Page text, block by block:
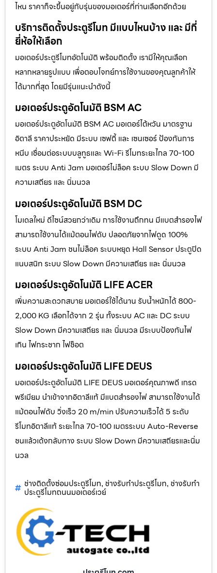
ไหน ราคาก็จะขึ้นอยู่กับรุ่นของมอเตอร์ที่ท่านเลือกอีกด้วย
บริการติดตั้งประตูรีโมท มีแบบไหนบ้าง และ มีกี่
ยี่ห้อให้เลือก
มอเตอร์ประตูรีโมทอัตโนมัติ พร้อมติดตั้ง เรามีให้คุณเลือก
หลากหลายรูปแบบ เพื่อตอบโจทย์การใช้งานของคุณลูกค้าให้
ได้มากที่สุด โดยมีรุ่นแนะนำดังนี้
มอเตอร์ประตูอัตโนมัติ BSM AC
มอเตอร์ประตูอัตโนมัติ BSM AC มอเตอร์ไต้หวัน มาตรฐาน
อิตาลี ราคาประหยัด มีระบบ เซฟตี้ และ เซนเซอร์ ป้องกันการ
หนีบ เชื่อมต่อระบบบลูทูธและ Wi-Fi รีโมทระยะไกล 70-100
เมตร ระบบ Anti Jam มอเตอร์ไม่ล็อค ระบบ Slow Down มี
ความเสถียร และ นิ่มนวล
มอเตอร์ประตูอัตโนมัติ BSM DC
โมเดลใหม่ ดีไซน์สวยกว่าเดิม การใช้งานถึกทน มีแบตสำรองไฟ
สามารถใช้งานได้แม้ตอนไฟดับ ปลอดภัยจากไฟดูด 100%
ระบบ Anti Jam ชนไม่ล็อค ระบบหยุด Hall Sensor ประตูปิด
แนบสนิท ระบบ Slow Down มีความเสถียร และ นิ่มนวล
มอเตอร์ประตูอัตโนมัติ LIFE ACER
เพิ่มความสะดวกสบาย มอเตอร์ใช้ได้นาน รับน้ำหนักได้ 800-
2,000 KG เลือกได้จาก 2 รุ่น ทั้งระบบ AC และ DC ระบบ
Slow Down มีความเสถียร และ นิ่มนวล มีระบบป้องกันไฟ
เกิน ไฟกระชาก ไฟช็อต
มอเตอร์ประตูอัตโนมัติ LIFE DEUS
มอเตอร์ประตูอัตโนมัติ LIFE DEUS มอเตอร์คุณภาพดี เกรด
พรีเมียม นำเข้าจากอิตาลีแท้ มีแบตสำรองไฟ สามารถใช้งานได้
แม้ตอนไฟดับ วิ่งเร็ว 20 m/min ปรับความเร็วได้ 5 ระดับ
รีโมทอิตาลีแท้ ระยะไกล 70-100 เมตรระบบ Auto-Reverse
ชนแล้วเด้งกลับทาง ระบบ Slow Down มีความเสถียรและนิ่ม
นวล
ช่างติดตั้งซ่อมประตูรีโมท, ช่างรับทำประตูรีโมท, ช่างรับทำ
ประตูรีโมทถนนมอเตอร์เวย์